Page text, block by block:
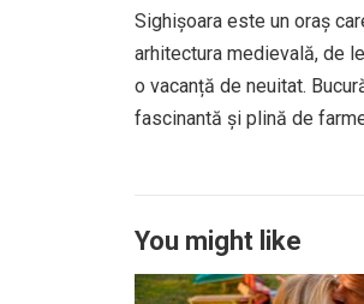
Sighișoara este un oraș
arhitectura medievală, de
o vacanță de neuitat.
fascinantă și plină de
You might like